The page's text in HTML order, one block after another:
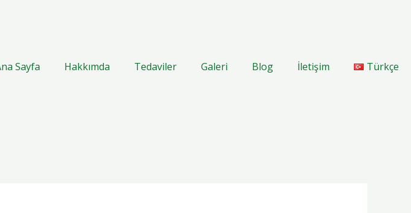
Sayfa Hakkımda Tedaviler Galeri Blog İletişim Türkçe